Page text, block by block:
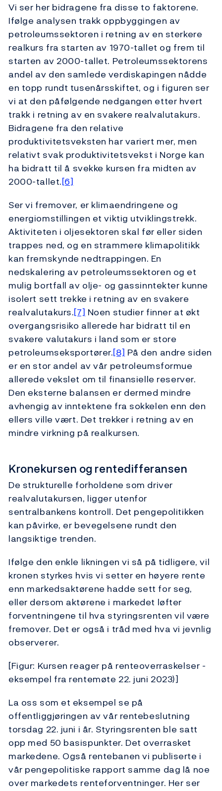
Vi ser her bidragene fra disse to faktorene.
Ifølge analysen trakk oppbyggingen av
petroleumssektoren i retning av en sterkere
realkurs fra starten av 1970-tallet og frem til
starten av 2000-tallet. Petroleumssektorens
andel av den samlede verdiskapingen nådde
en topp rundt tusenårsskiftet, og i figuren ser
vi at den påfølgende nedgangen etter hvert
trakk i retning av en svakere realvalutakurs.
Bidragene fra den relative
produktivitetsveksten har variert mer, men
relativt svak produktivitetsvekst i Norge kan
ha bidratt til å svekke kursen fra midten av
2000-tallet.[6]
Ser vi fremover, er klimaendringene og
energiomstillingen et viktig utviklingstrekk.
Aktiviteten i oljesektoren skal før eller siden
trappes ned, og en strammere klimapolitikk
kan fremskynde nedtrappingen. En
nedskalering av petroleumssektoren og et
mulig bortfall av olje- og gassinntekter kunne
isolert sett trekke i retning av en svakere
realvalutakurs.[7] Noen studier finner at økt
overgangsrisiko allerede har bidratt til en
svakere valutakurs i land som er store
petroleumseksportører.[8] På den andre siden
er en stor andel av vår petroleumsformue
allerede vekslet om til finansielle reserver.
Den eksterne balansen er dermed mindre
avhengig av inntektene fra sokkelen enn den
ellers ville vært. Det trekker i retning av en
mindre virkning på realkursen.
Kronekursen og rentedifferansen
De strukturelle forholdene som driver
realvalutakursen, ligger utenfor
sentralbankens kontroll. Det pengepolitikken
kan påvirke, er bevegelsene rundt den
langsiktige trenden.
Ifølge den enkle likningen vi så på tidligere, vil
kronen styrkes hvis vi setter en høyere rente
enn markedsaktørene hadde sett for seg,
eller dersom aktørene i markedet løfter
forventningene til hva styringsrenten vil være
fremover. Det er også i tråd med hva vi jevnlig
observerer.
[Figur: Kursen reager på renteoverraskelser -
eksempel fra rentemøte 22. juni 2023)]
La oss som et eksempel se på
offentliggjøringen av vår rentebeslutning
torsdag 22. juni i år. Styringsrenten ble satt
opp med 50 basispunkter. Det overrasket
markedene. Også rentebanen vi publiserte i
vår pengepolitiske rapport samme dag lå noe
over markedets renteforventninger. Her ser